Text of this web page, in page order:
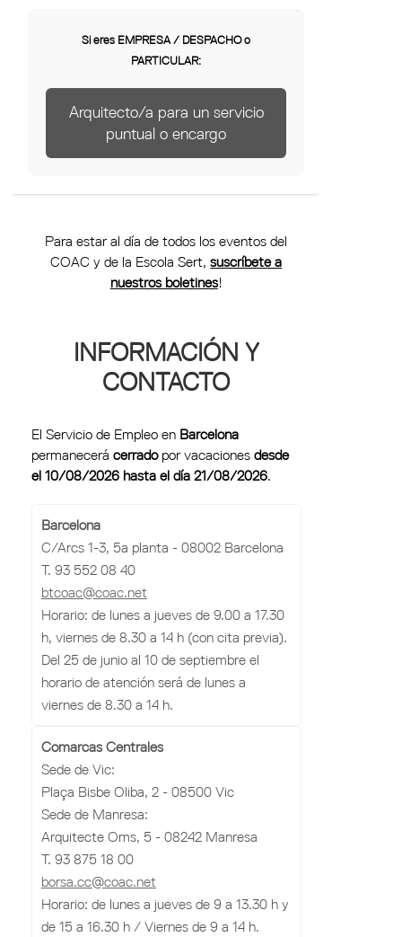
Si eres EMPRESA / DESPACHO o
PARTICULAR:
Arquitecto/a para un servicio
puntual o encargo
Para estar al día de todos los eventos del
COAC y de la Escola Sert,suscríbete a
nuestros boletines!
INFORMACIÓN Y
CONTACTO
El Servicio de Empleo enBarcelona
permanecerá cerradopor vacacionesdesde
el 10/08/2026 hasta el día 21/08/2026.
Barcelona
C/Arcs 1-3, 5a planta - 08002 Barcelona
T. 93 552 08 40
btcoac@coac.net
Horario: de lunes a jueves de 9.00 a 17.30
h, viernes de 8.30 a 14 h (con cita previa).
Del 25 de junio al 10 de septiembre el
horario de atención será de lunes a
viernes de 8.30 a 14 h.
Comarcas Centrales
Sede de Vic:
Plaça Bisbe Oliba, 2 - 08500 Vic
Sede de Manresa:
Arquitecte Oms, 5 - 08242 Manresa
T. 93 875 18 00
borsa.cc@coac.net
Horario: de lunes a jueves de 9 a 13.30 h y
de 15 a 16.30 h / Viernes de 9 a 14 h.